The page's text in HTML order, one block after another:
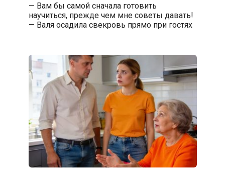
— Вам бы самой сначала готовить
научиться, прежде чем мне советы давать!
— Валя осадила свекровь прямо при гостях